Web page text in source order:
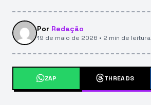
Por Redação
19 de maio de 2026 • 2 min de leitura
ZAP THREADS